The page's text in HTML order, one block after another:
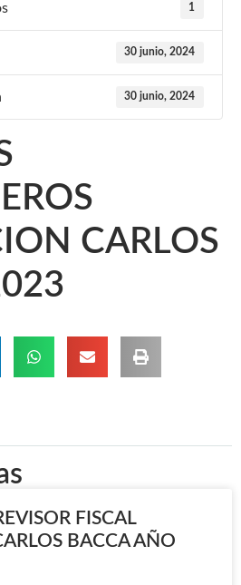
1
30 junio, 2024
30 junio, 2024
CARLOS
FISCAL
BACCA AÑO